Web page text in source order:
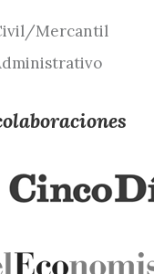
Mercantil